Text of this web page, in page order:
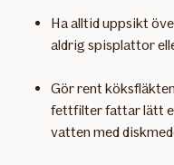
Ha alltid uppsikt
aldrig spisplattor
Gör rent
fettfilter fattar lätt
vatten med